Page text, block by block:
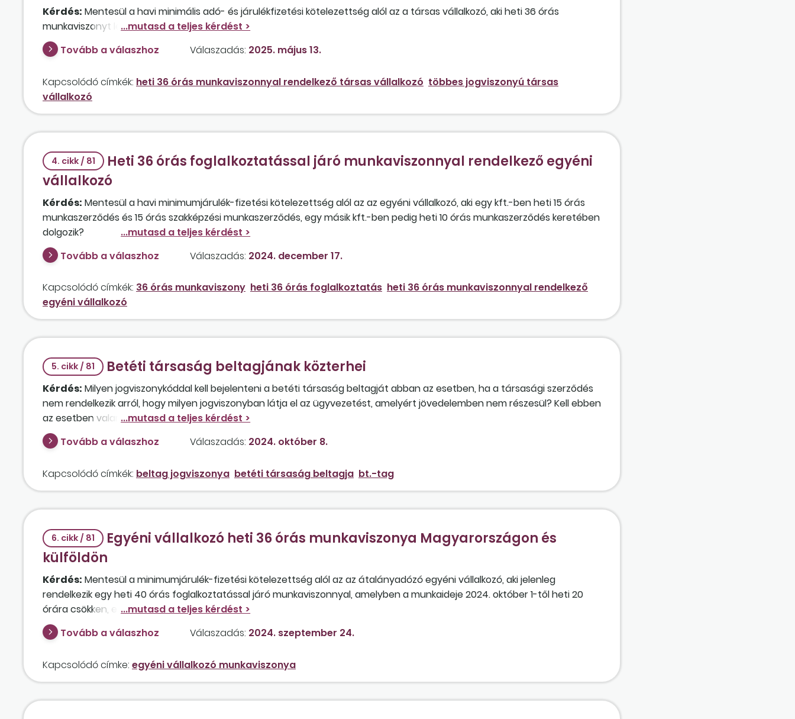
Kérdés: Mentesül a havi minimális adó- és járulékfizetési kötelezettség alól az a társas vállalkozó, aki heti 36 órás
munkaviszonyt létesít egy diákszövetkezettel?
Tovább a válaszhoz
Válaszadás: 2025. május 13.
Kapcsolódó címkék: heti 36 órás munkaviszonnyal rendelkező társas vállalkozó többes jogviszonyú társas
vállalkozó
4. cikk / 81
Heti 36 órás foglalkoztatással járó munkaviszonnyal rendelkező egyéni
vállalkozó
Kérdés: Mentesül a havi minimumjárulék-fizetési kötelezettség alól az az egyéni vállalkozó, aki egy kft.-ben heti 15 órás
munkaszerződés és 15 órás szakképzési munkaszerződés, egy másik kft.-ben pedig heti 10 órás munkaszerződés keretében
dolgozik?
Tovább a válaszhoz
Válaszadás: 2024. december 17.
Kapcsolódó címkék: 36 órás munkaviszony heti 36 órás foglalkoztatás heti 36 órás munkaviszonnyal rendelkező
egyéni vállalkozó
5. cikk / 81 Betéti társaság beltagjának közterhei
Kérdés: Milyen jogviszonykóddal kell bejelenteni a betéti társaság beltagját abban az esetben, ha a társasági szerződés
nem rendelkezik arról, hogy milyen jogviszonyban látja el az ügyvezetést, amelyért jövedelemben nem részesül? Kell ebben
az esetben valamilyen közterhet fizetni a beltag után? Hogyan változik a helyzet, ha a későbbiekben személyesen is végez
munkát a társaságban?
Tovább a válaszhoz Válaszadás: 2024. október 8.
Kapcsolódó címkék: beltag jogviszonya betéti társaság beltagja bt.-tag
6. cikk / 81
Egyéni vállalkozó heti 36 órás munkaviszonya Magyarországon és
külföldön
Kérdés: Mentesül a minimumjárulék-fizetési kötelezettség alól az az átalányadózó egyéni vállalkozó, aki jelenleg
rendelkezik egy heti 40 órás foglalkoztatással járó munkaviszonnyal, amelyben a munkaideje 2024. október 1-től heti 20
órára csökken, ezzel egy időben azonban Ausztriában is munkaviszonyt fog létesíteni, ahol heti 2 napot, azaz 16 órát
dolgozik majd? Összevonható a magyarországi és az ausztriai munkaviszony ebben az esetben?
Tovább a válaszhoz Válaszadás: 2024. szeptember 24.
Kapcsolódó címke: egyéni vállalkozó munkaviszonya